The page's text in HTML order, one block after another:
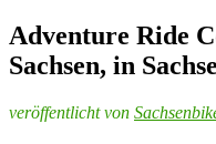
Adventure Ride
Sachsen, in
veröffentlicht von